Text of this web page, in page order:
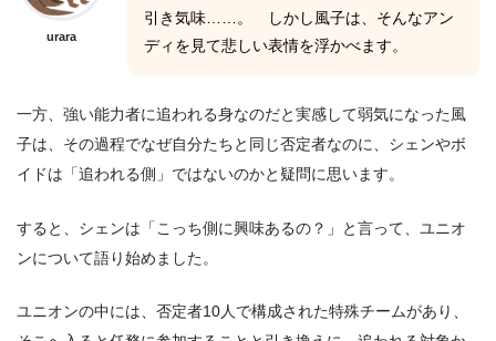
urara
引き気味……。 しかし風子は、そんなアン
ディを見て悲しい表情を浮かべます。
一方、強い能力者に追われる身なのだと実感して弱気になった風
子は、その過程でなぜ自分たちと同じ否定者なのに、シェンやボ
イドは「追われる側」ではないのかと疑問に思います。
すると、シェンは「こっち側に興味あるの？」と言って、ユニオ
ンについて語り始めました。
ユニオンの中には、否定者10人で構成された特殊チームがあり、